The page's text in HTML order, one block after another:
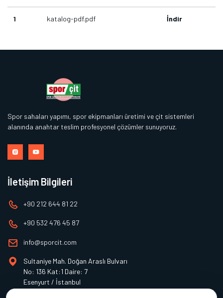
1 katalog-pdf.pdf İndir
Spor sahaları yapımı, spor ekipmanları üretimi ve çit sistemleri
alanında anahtar teslim profesyonel çözümler sunuyoruz.
İletişim Bilgileri
+90 212 644 81 22
+90 532 476 45 87
info@sporcit.com
Sultaniye Mah. Doğan Araslı Bulvarı
No: 136 Kat:1 Daire: 7
Esenyurt / İstanbul